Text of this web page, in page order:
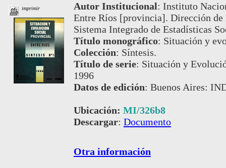
imprimir Autor Institucional: Instituto
Entre Ríos [provincia]. Dirección de
Sistema Integrado de Estadísticas
Título monográfico: Situación y
Colección: Síntesis.
Título de serie: Situación y
1996
Datos de edición: Buenos Aires:
Ubicación: MI/326b8
Descargar: Documento
Otra información